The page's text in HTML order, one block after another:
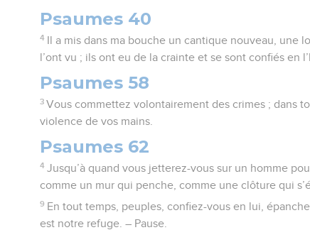
Psaumes 40
4
Il a mis dans ma bouche un cantique nouveau, une
l’ont vu ; ils ont eu de la crainte et se sont confiés en
Psaumes 58
3 Vous commettez volontairement des crimes ; dans
violence de vos mains.
Psaumes 62
4 Jusqu’à quand vous jetterez-vous sur un homme
comme un mur qui penche, comme une clôture qui
9 En tout temps, peuples, confiez-vous en lui,
est notre refuge. – Pause.